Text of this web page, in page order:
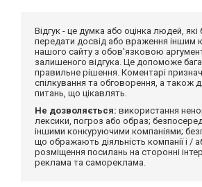
Відгук - це думка або оцінка людей,
передати досвід або враження іншим
нашого сайту з обов'язковою
залишеного відгука. Це допоможе
правильне рішення. Коментарі
спілкування та обговорення, а також
питань, що цікавлять.
Не дозволяється: використання
лексики, погроз або образ;
іншими конкуруючими компаніями;
що ображають діяльність компанії і /
розміщення посилань на сторонні
реклама та самореклама.